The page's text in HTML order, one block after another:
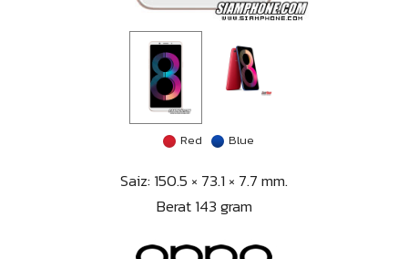
Red Blue
Saiz: 150.5 × 73.1 × 7.7 mm.
Berat 143 gram